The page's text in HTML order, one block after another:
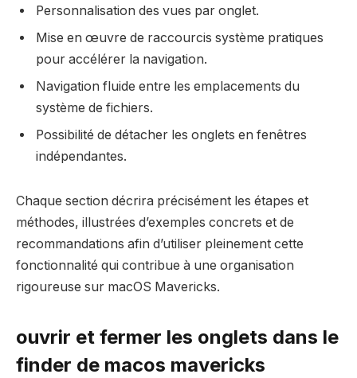
Personnalisation des vues par onglet.
Mise en œuvre de raccourcis système pratiques
pour accélérer la navigation.
Navigation fluide entre les emplacements du
système de fichiers.
Possibilité de détacher les onglets en fenêtres
indépendantes.
Chaque section décrira précisément les étapes et
méthodes, illustrées d’exemples concrets et de
recommandations afin d’utiliser pleinement cette
fonctionnalité qui contribue à une organisation
rigoureuse sur macOS Mavericks.
ouvrir et fermer les onglets dans le
finder de macos mavericks